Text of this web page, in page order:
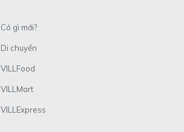
Có gì mới?
Di chuyển
VILLFood
VILLMart
VILLExpress